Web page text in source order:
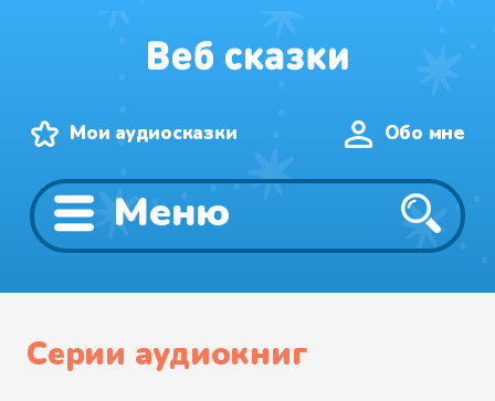
Мои аудиосказки Обо мне
Меню
Серии аудиокниг